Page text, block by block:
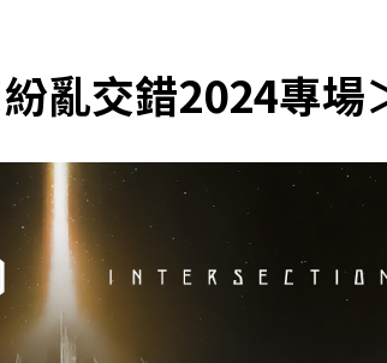
亂交錯2024專場